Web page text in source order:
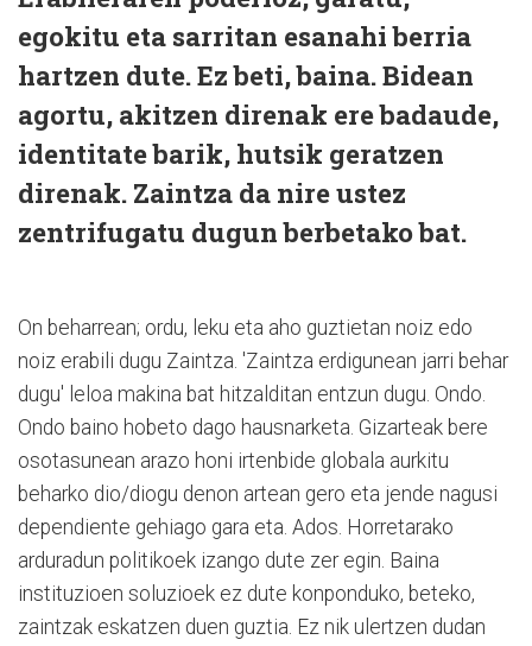
egokitu eta sarritan esanahi berria
hartzen dute. Ez beti, baina. Bidean
agortu, akitzen direnak ere badaude,
identitate barik, hutsik geratzen
direnak. Zaintza da nire ustez
zentrifugatu dugun berbetako bat.
On beharrean; ordu, leku eta aho guztietan noiz edo
noiz erabili dugu Zaintza. 'Zaintza erdigunean jarri behar
dugu' leloa makina bat hitzalditan entzun dugu. Ondo.
Ondo baino hobeto dago hausnarketa. Gizarteak bere
osotasunean arazo honi irtenbide globala aurkitu
beharko dio/diogu denon artean gero eta jende nagusi
dependiente gehiago gara eta. Ados. Horretarako
arduradun politikoek izango dute zer egin. Baina
instituzioen soluzioek ez dute konponduko, beteko,
zaintzak eskatzen duen guztia. Ez nik ulertzen dudan